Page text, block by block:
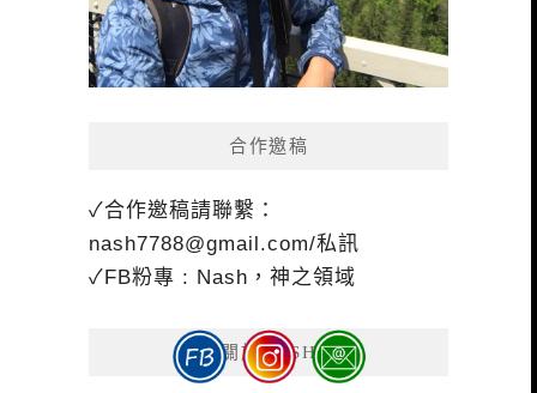
合作邀稿
✓合作邀稿請聯繫：
nash7788@gmail.com/私訊
✓FB粉專 : Nash，神之領域
關於NASH